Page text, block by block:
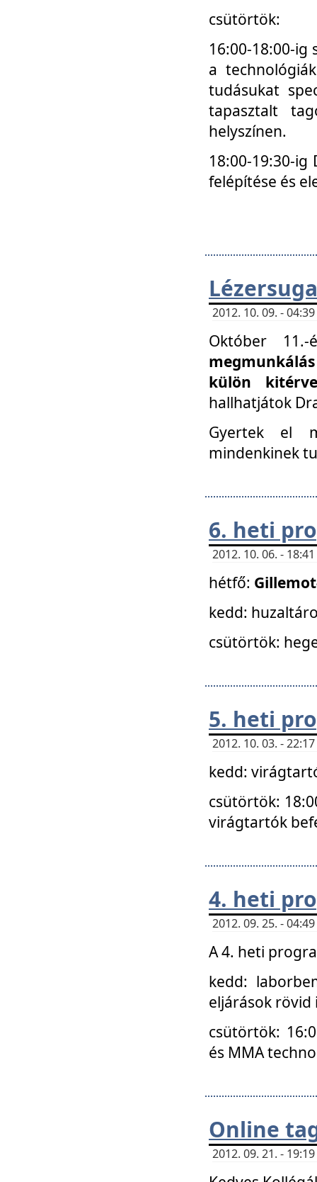
csütörtök:
16:00-18:00-
a
tudásukat
tapasztalt
helyszínen.
18:00-19:30-
felépítése és
2012. 10. 09. -
Október
külön
hallhatjátok
Gyertek el
mindenkinek
6. heti
2012. 10. 06. -
hétfő:
kedd:
csütörtök:
5. heti
2012. 10. 03. -
kedd:
csütörtök:
virágtartók
4. heti
2012. 09. 25. -
A 4. heti
kedd:
eljárások
csütörtök:
és MMA
Online
2012. 09. 21. -